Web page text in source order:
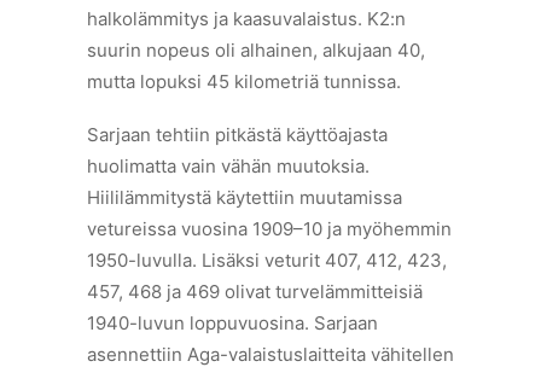
halkolämmitys ja kaasuvalaistus. K2:n
suurin nopeus oli alhainen, alkujaan 40,
mutta lopuksi 45 kilometriä tunnissa.
Sarjaan tehtiin pitkästä käyttöajasta
huolimatta vain vähän muutoksia.
Hiililämmitystä käytettiin muutamissa
vetureissa vuosina 1909–10 ja myöhemmin
1950-luvulla. Lisäksi veturit 407, 412, 423,
457, 468 ja 469 olivat turvelämmitteisiä
1940-luvun loppuvuosina. Sarjaan
asennettiin Aga-valaistuslaitteita vähitellen